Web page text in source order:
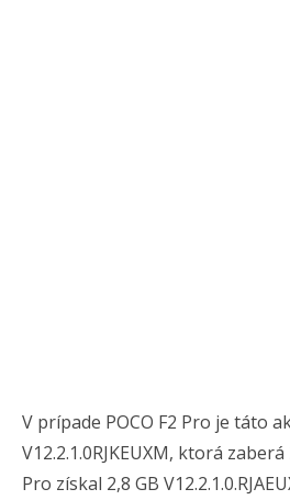
V prípade POCO F2 Pro je táto
V12.2.1.0RJKEUXM, ktorá
Pro získal 2,8 GB